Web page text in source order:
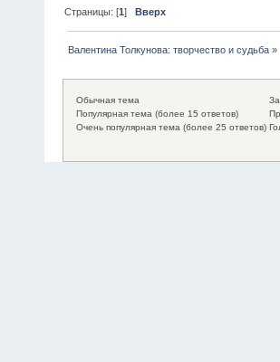
Страницы: [1]Вверх
Валентина Толкунова: творчество и судьба »
Обычная тема
Популярная тема (более 15 ответов)
Очень популярная тема (более 25 ответов)